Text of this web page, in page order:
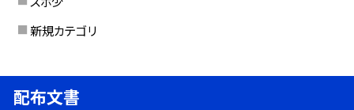
新規カテゴリ
配布文書